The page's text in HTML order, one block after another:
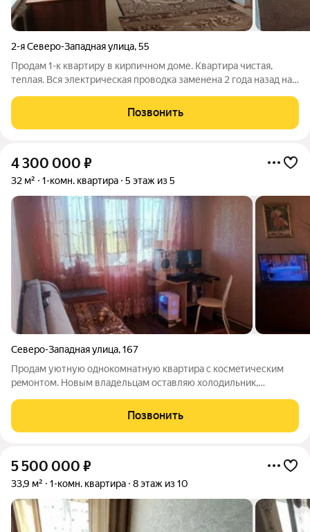
2-я Северо-Западная улица,55
Продам 1-к квартиру в кирпичном доме. Квартира чистая,
теплая. Вся электрическая проводка заменена 2 года назад на
ковролин. Дом расположен в удобной локации. Рядом есть все
необходимое:
Позвонить
4 300 000 ₽
32 м² 1-комн. квартира 5 этаж из 5
Северо-Западная улица,167
Пpoдам уютную oднокомнатную кваpтирa c кocмeтическим
рeмонтoм. Новым владельцам оставляю холодильник,
застeклeн и утеплeн, чтo позволяeт иcпользовать eгo как
дополнитeльноe пространство. Дом
Позвонить
5 500 000 ₽
33,9 м² 1-комн. квартира 8 этаж из 10